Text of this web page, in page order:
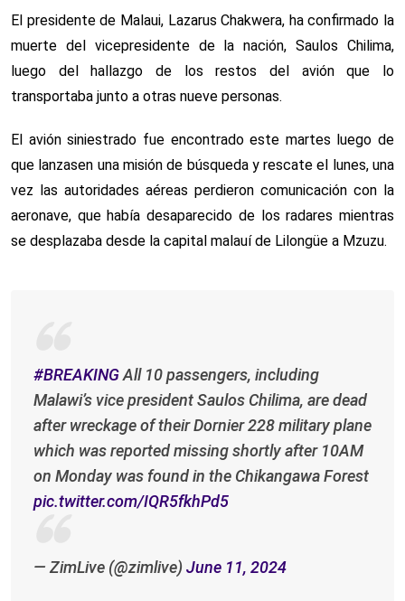
El presidente de Malaui, Lazarus Chakwera, ha confirmado la
muerte del vicepresidente de la nación, Saulos Chilima,
luego del hallazgo de los restos del avión que lo
transportaba junto a otras nueve personas.
El avión siniestrado fue encontrado este martes luego de
que lanzasen una misión de búsqueda y rescate el lunes, una
vez las autoridades aéreas perdieron comunicación con la
aeronave, que había desaparecido de los radares mientras
se desplazaba desde la capital malauí de Lilongüe a Mzuzu.
#BREAKINGAll 10 passengers, including
Malawi’s vice president Saulos Chilima, are dead
after wreckage of their Dornier 228 military plane
which was reported missing shortly after 10AM
on Monday was found in the Chikangawa Forest
pic.twitter.com/IQR5fkhPd5
— ZimLive (@zimlive) June 11, 2024